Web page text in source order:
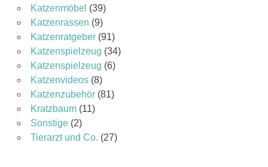
Katzenmöbel (39)
Katzenrassen (9)
Katzenratgeber(91)
Katzenspielzeug (34)
Katzenspielzeug (6)
Katzenvideos(8)
Katzenzubehör(81)
Kratzbaum(11)
Sonstige(2)
Tierarzt und Co. (27)